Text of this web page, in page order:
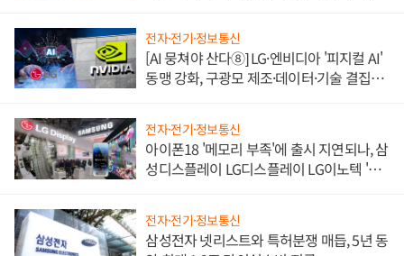
전자·전기·정보통신
[AI 뭉쳐야 산다⑧] LG·엔비디아 '피지컬 AI'
동맹 강화, 구광모 제조·데이터·기술 결집
전자·전기·정보통신
아이폰18 '메모리 부족'에 출시 지연되나, 삼
성디스플레이 LG디스플레이 LG이노텍 '탈
전자·전기·정보통신
삼성전자 넷리스트와 특허분쟁 매듭, 5년 동